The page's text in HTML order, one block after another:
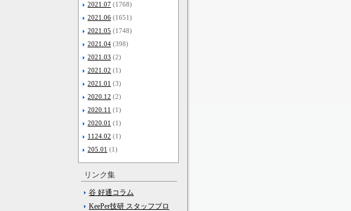
2021.07 (1768)
2021.06 (1651)
2021.05 (1748)
2021.04 (398)
2021.03 (2)
2021.02 (1)
2021.01 (3)
2020.12 (2)
2020.11 (1)
2020.01 (1)
1124.02 (1)
205.01 (1)
リンク集
谷 好通コラム
KeePer技研 スタッフブロ